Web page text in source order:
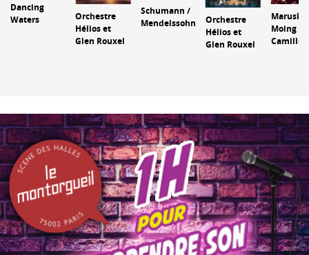
Dancing
Waters
Orchestre
Hélios et
Glen Rouxel
Schumann /
Mendelssohn
Orchestre
Hélios et
Glen Rouxel
Maruska
Moing et
Camille